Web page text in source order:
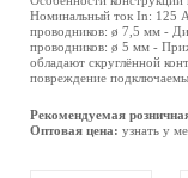
Номинальный ток In: 125
проводников: ø 7,5 мм -
проводников: ø 5 мм -
обладают скруглённой
повреждение
Рекомендуемая
Оптовая цена: узнать у